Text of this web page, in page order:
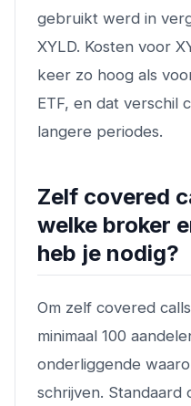
gebruikt werd in
XYLD. Kosten voor
keer zo hoog als
ETF, en dat verschil
langere periodes.
Zelf covered
welke broker
heb je nodig?
Om zelf covered
minimaal 100
onderliggende
schrijven.